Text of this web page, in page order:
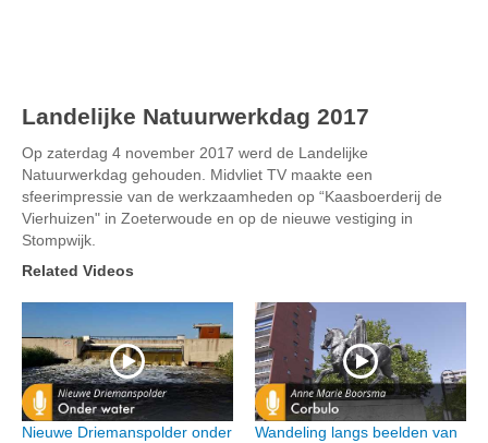
Landelijke Natuurwerkdag 2017
Op zaterdag 4 november 2017 werd de Landelijke
Natuurwerkdag gehouden. Midvliet TV maakte een
sfeerimpressie van de werkzaamheden op “Kaasboerderij de
Vierhuizen" in Zoeterwoude en op de nieuwe vestiging in
Stompwijk.
Related Videos
Nieuwe Driemanspolder onder
Wandeling langs beelden van